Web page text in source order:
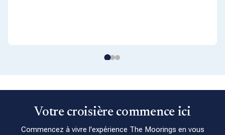
Votre croisière commence ici
Commencez à vivre l'expérience The Moorings en vous